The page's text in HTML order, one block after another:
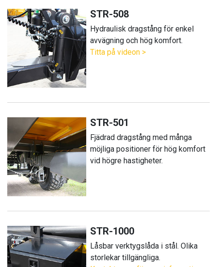
STR-508
Hydraulisk dragstång för enkel
avvägning och hög komfort.
Titta på videon >
STR-501
Fjädrad dragstång med många
möjliga positioner för hög komfort
vid högre hastigheter.
STR-1000
Låsbar verktygslåda i stål. Olika
storlekar tillgängliga.